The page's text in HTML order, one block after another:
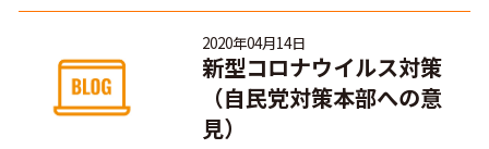
2020年04月14日
新型コロナウイルス対策
（自民党対策本部への意
見）